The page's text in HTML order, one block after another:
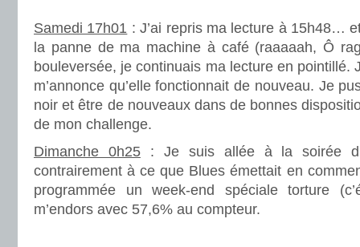
Samedi 17h01 : J’ai repris ma lecture à 15h48…
la panne de ma machine à café (raaaaah, Ô
bouleversée, je continuais ma lecture en pointillé.
m’annonce qu’elle fonctionnait de nouveau. Je
noir et être de nouveaux dans de bonnes
de mon challenge.
Dimanche 0h25: Je suis allée à la soirée
contrairement à ce que Blues émettait en
programmée un week-end spéciale torture
m’endors avec 57,6% au compteur.